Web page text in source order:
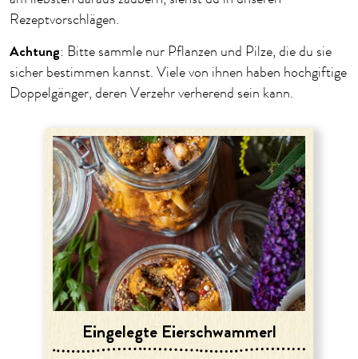
Rezeptvorschlägen.
Achtung: Bitte sammle nur Pflanzen und Pilze, die du sie
sicher bestimmen kannst. Viele von ihnen haben hochgiftige
Doppelgänger, deren Verzehr verherend sein kann.
Eingelegte Eierschwammerl